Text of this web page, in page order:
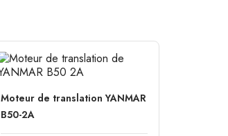
Moteur de translation YANMAR
B50-2A